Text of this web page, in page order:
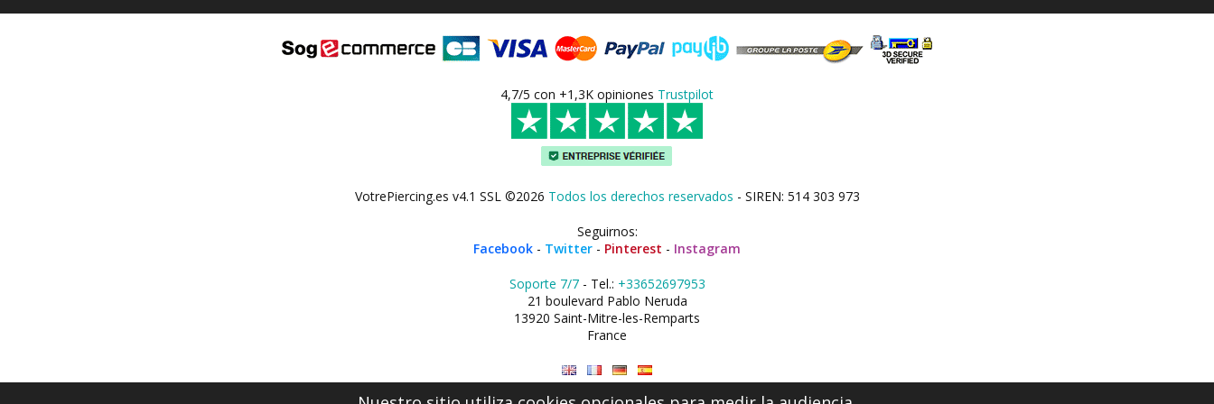
4,7/5 con +1,3K opiniones Trustpilot
VotrePiercing.es v4.1 SSL ©2026 Todos los derechos reservados - SIREN: 514 303 973
Seguirnos:
Facebook - Twitter - Pinterest - Instagram
Soporte 7/7- Tel.: +33652697953
21 boulevard Pablo Neruda
13920 Saint-Mitre-les-Remparts
France